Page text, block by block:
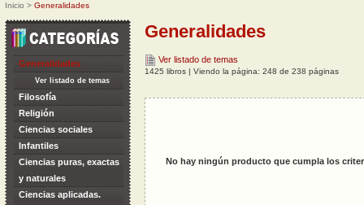
Inicio > Generalidades
Generalidades
Ver listado de temas
Filosofía
Religión
Ciencias sociales
Infantiles
Ciencias puras, exactas
y naturales
Ciencias aplicadas.
Generalidades
Ver listado de temas
1425 libros | Viendo la página: 248 de 238 páginas
No hay ningún producto que cumpla los